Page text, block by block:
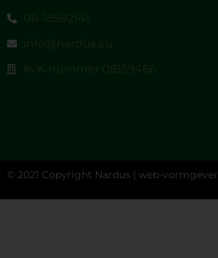
© 2021 Copyright Nardus | web-vormgever